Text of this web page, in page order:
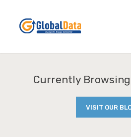
Currently
VISIT OUR